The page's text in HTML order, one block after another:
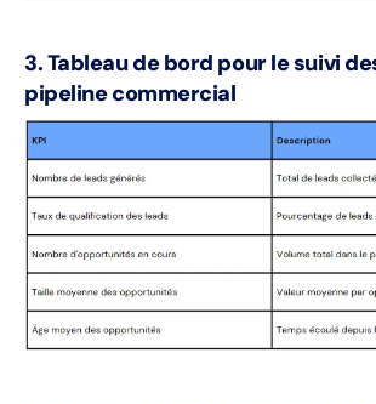
3. Tableau de bord pour le suivi
pipeline commercial